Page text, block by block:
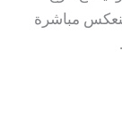
مباشرة